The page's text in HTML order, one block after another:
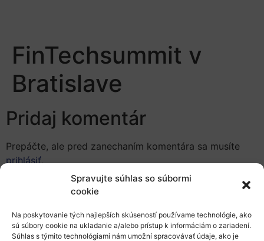
Spravujte súhlas so súbormi
cookie
Na poskytovanie tých najlepších skúseností používame technológie, ako
sú súbory cookie na ukladanie a/alebo prístup k informáciám o zariadení.
Súhlas s týmito technológiami nám umožní spracovávať údaje, ako je
FinTechsummit v
Bratislave
Pridaj komentár
Prepáčte, ale pred zanechaním komentára sa musíte
prihlásiť.